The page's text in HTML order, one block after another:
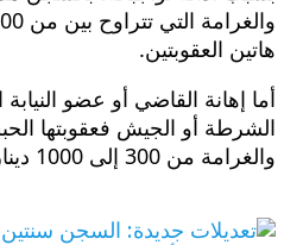
العقوبتين.
القاضي أو عضو النيابة العامة
أو الجيش فعقوبتها الحبس
300 إلى 1000 دينار.